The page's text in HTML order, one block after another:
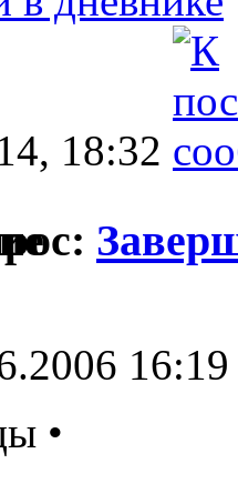
18:32
16:19
•